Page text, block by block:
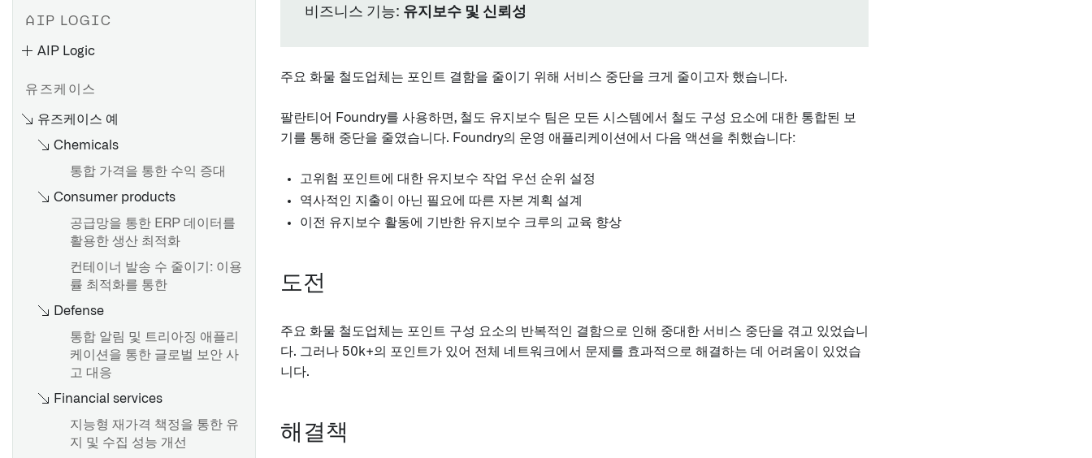
AIP LOGIC
AIP Logic
유즈케이스
유즈케이스 예
Chemicals
통합 가격을 통한 수익 증대
Consumer products
공급망을 통한 ERP 데이터를
활용한 생산 최적화
컨테이너 발송 수 줄이기: 이용
률 최적화를 통한
Defense
통합 알림 및 트리아징 애플리
케이션을 통한 글로벌 보안 사
고 대응
Financial services
지능형 재가격 책정을 통한 유
지 및 수집 성능 개선
비즈니스 기능: 유지보수 및 신뢰성
주요 화물 철도업체는 포인트 결함을 줄이기 위해 서비스 중단을 크게 줄이고자 했습니다.
팔란티어 Foundry를 사용하면, 철도 유지보수 팀은 모든 시스템에서 철도 구성 요소에 대한 통합된 보
기를 통해 중단을 줄였습니다. Foundry의 운영 애플리케이션에서 다음 액션을 취했습니다:
고위험 포인트에 대한 유지보수 작업 우선 순위 설정
역사적인 지출이 아닌 필요에 따른 자본 계획 설계
이전 유지보수 활동에 기반한 유지보수 크루의 교육 향상
도전
주요 화물 철도업체는 포인트 구성 요소의 반복적인 결함으로 인해 중대한 서비스 중단을 겪고 있었습니
다. 그러나 50k+의 포인트가 있어 전체 네트워크에서 문제를 효과적으로 해결하는 데 어려움이 있었습
니다.
해결책